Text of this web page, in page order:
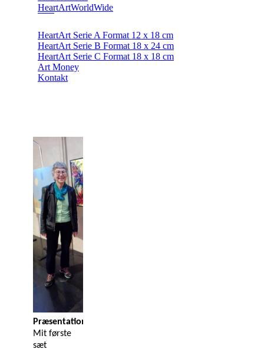
HeartArtWorldWide
HeartArt Serie A Format 12 x 18 cm
HeartArt Serie B Format 18 x 24 cm
HeartArt Serie C Format 18 x 18 cm
Art Money
Kontakt
Præsentation
Mit første
sæt